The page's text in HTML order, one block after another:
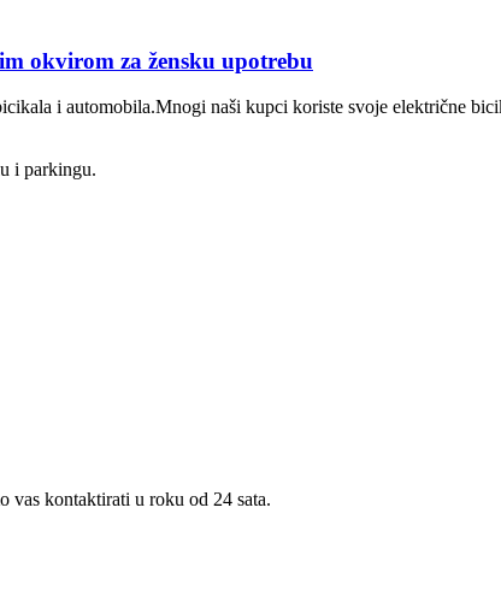
okvirom za žensku upotrebu
i automobila.Mnogi naši kupci koriste svoje električne
i parkingu.
vas kontaktirati u roku od 24 sata.